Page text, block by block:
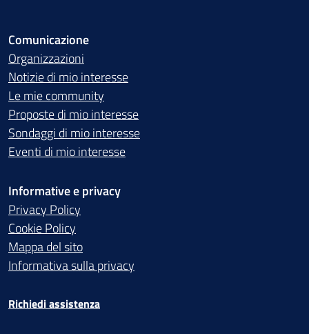
Comunicazione
Organizzazioni
Notizie di mio interesse
Le mie community
Proposte di mio interesse
Sondaggi di mio interesse
Eventi di mio interesse
Informative e privacy
Privacy Policy
Cookie Policy
Mappa del sito
Informativa sulla privacy
Richiedi assistenza